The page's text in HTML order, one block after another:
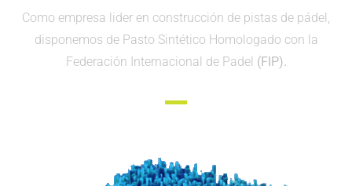
Como empresa lider en construcción de pistas de pádel,
disponemos de Pasto Sintético Homologado con la
Federación Internacional de Padel (FIP).